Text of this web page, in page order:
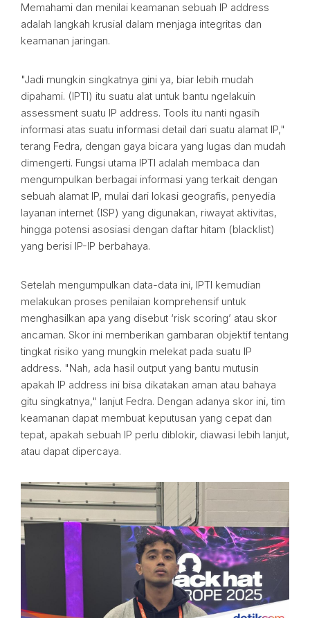
Memahami dan menilai keamanan sebuah IP address
adalah langkah krusial dalam menjaga integritas dan
keamanan jaringan.
"Jadi mungkin singkatnya gini ya, biar lebih mudah
dipahami. (IPTI) itu suatu alat untuk bantu ngelakuin
assessment suatu IP address. Tools itu nanti ngasih
informasi atas suatu informasi detail dari suatu alamat IP,"
terang Fedra, dengan gaya bicara yang lugas dan mudah
dimengerti. Fungsi utama IPTI adalah membaca dan
mengumpulkan berbagai informasi yang terkait dengan
sebuah alamat IP, mulai dari lokasi geografis, penyedia
layanan internet (ISP) yang digunakan, riwayat aktivitas,
hingga potensi asosiasi dengan daftar hitam (blacklist)
yang berisi IP-IP berbahaya.
Setelah mengumpulkan data-data ini, IPTI kemudian
melakukan proses penilaian komprehensif untuk
menghasilkan apa yang disebut ‘risk scoring’ atau skor
ancaman. Skor ini memberikan gambaran objektif tentang
tingkat risiko yang mungkin melekat pada suatu IP
address. "Nah, ada hasil output yang bantu mutusin
apakah IP address ini bisa dikatakan aman atau bahaya
gitu singkatnya," lanjut Fedra. Dengan adanya skor ini, tim
keamanan dapat membuat keputusan yang cepat dan
tepat, apakah sebuah IP perlu diblokir, diawasi lebih lanjut,
atau dapat dipercaya.